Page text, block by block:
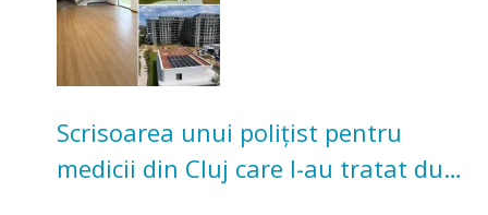
Scrisoarea unui polițist pentru
medicii din Cluj care l-au tratat după